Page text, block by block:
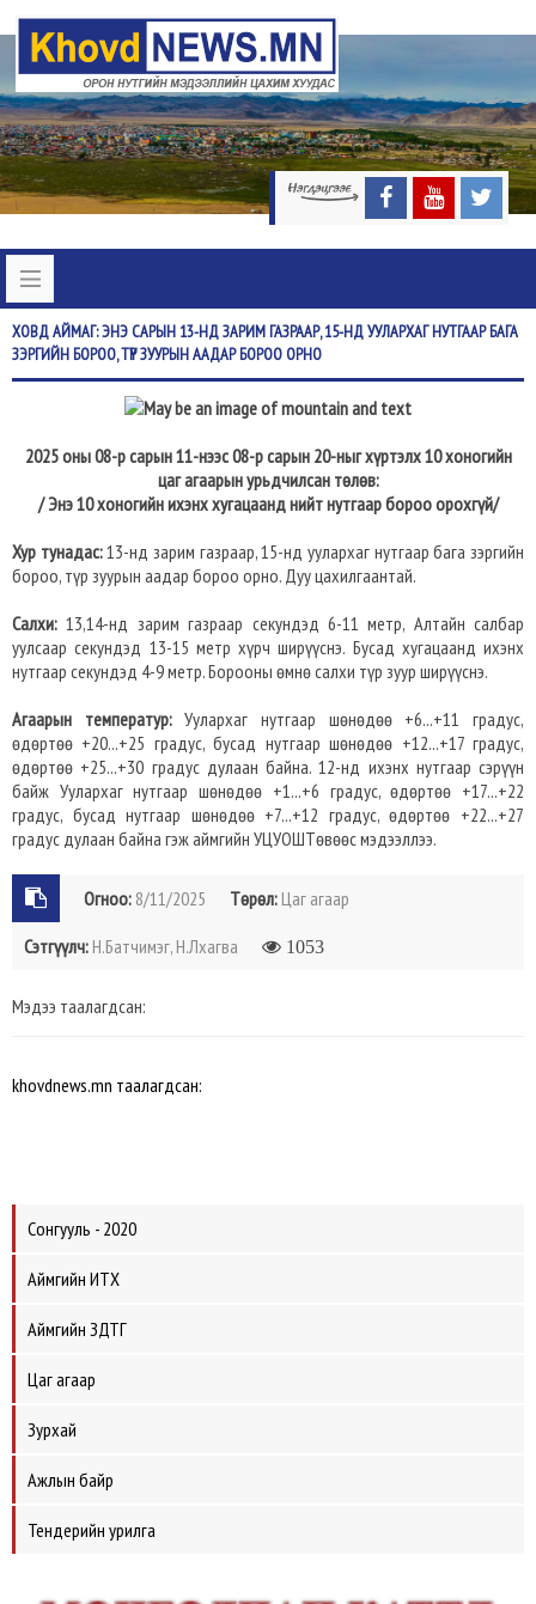
ХОВДАЙМАГ: ЭНЭ САРЫН 13-НД ЗАРИМ ГАЗРААР, 15-НД УУЛАРХАГ НУТГААР БАГА
ЗЭРГИЙН БОРОО, ТҮР ЗУУРЫН ААДАР БОРОО ОРНО
2025 оны 08-р сарын 11-нээс 08-р сарын 20-ныг хүртэлх 10 хоногийн
цаг агаарын урьдчилсан төлөв:
/ Энэ 10 хоногийн ихэнх хугацаанд нийт нутгаар бороо орохгүй/
Хур тунадас:13-нд зарим газраар, 15-нд уулархаг нутгаар бага зэргийн
бороо, түр зуурын аадар бороо орно. Дуу цахилгаантай.
Салхи: 13,14-нд зарим газраар секундэд 6-11 метр, Алтайн салбар
уулсаар секундэд 13-15 метр хүрч ширүүснэ. Бусад хугацаанд ихэнх
нутгаар секундэд 4-9 метр. Борооны өмнө салхи түр зуур ширүүснэ.
Агаарын температур:Уулархаг нутгаар шөнөдөө +6...+11 градус,
өдөртөө +20...+25 градус, бусад нутгаар шөнөдөө +12...+17 градус,
өдөртөө +25...+30 градус дулаан байна. 12-нд ихэнх нутгаар сэрүүн
байж Уулархаг нутгаар шөнөдөө +1...+6 градус, өдөртөө +17...+22
градус, бусад нутгаар шөнөдөө +7...+12 градус, өдөртөө +22...+27
градус дулаан байна гэж аймгийн УЦУОШТөвөөс мэдээллээ.
Огноо: 8/11/2025 Төрөл: Цаг агаар
Сэтгүүлч: Н.Батчимэг, Н.Лхагва 1053
Мэдээ таалагдсан:
khovdnews.mn таалагдсан:
Сонгууль - 2020
Аймгийн ИТХ
Аймгийн ЗДТГ
Цаг агаар
Зурхай
Ажлын байр
Тендерийн урилга